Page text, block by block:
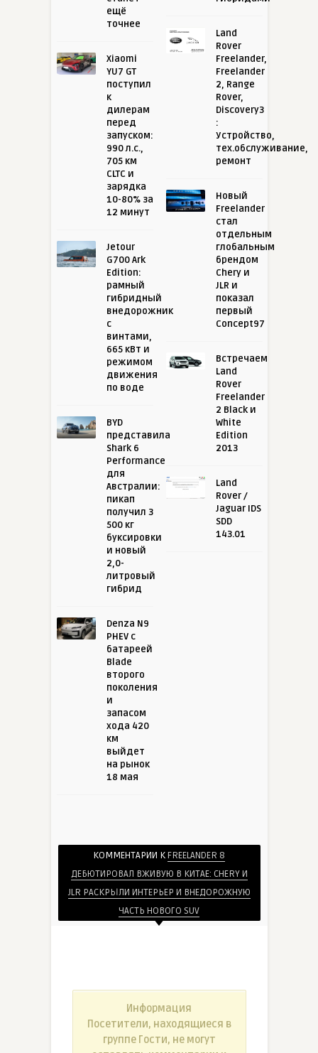
ещё
точнее
Xiaomi
YU7 GT
поступил
к
дилерам
перед
запуском:
990 л.с.,
705 км
CLTC и
зарядка
10-80% за
12 минут
Jetour
G700 Ark
Edition:
рамный
гибридный
внедорожник
с
винтами,
665 кВт и
режимом
движения
по воде
BYD
представила
Shark 6
Performance
для
Австралии:
пикап
получил 3
500 кг
буксировки
и новый
2,0-
литровый
гибрид
Denza N9
PHEV с
батареей
Blade
второго
поколения
и
запасом
хода 420
км
выйдет
на рынок
18 мая
Land
Rover
Freelander,
Freelander
2, Range
Rover,
Discovery3
:
Устройство,
тех.обслуживание,
ремонт
Новый
Freelander
стал
отдельным
глобальным
брендом
Chery и
JLR и
показал
первый
Concept97
Встречаем
Land
Rover
Freelander
2 Black и
White
Edition
2013
Land
Rover /
Jaguar IDS
SDD
143.01
КОММЕНТАРИИ КFREELANDER 8
ДЕБЮТИРОВАЛ ВЖИВУЮ В КИТАЕ: CHERY И
JLR РАСКРЫЛИ ИНТЕРЬЕР И ВНЕДОРОЖНУЮ
ЧАСТЬ НОВОГО SUV
Информация
Посетители, находящиеся в
группе Гости, не могут